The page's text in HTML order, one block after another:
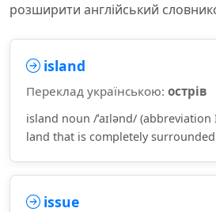
розширити англійський
island
Переклад українською: острів
island noun /ˈaɪlənd/
land that is completely
issue